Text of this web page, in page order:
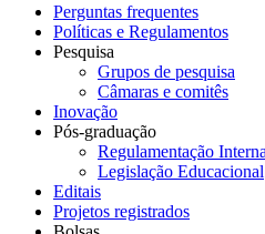
Perguntas frequentes
Políticas e Regulamentos
Pesquisa
Grupos de pesquisa
Câmaras e comitês
Inovação
Pós-graduação
Regulamentação Interna
Legislação Educacional
Editais
Projetos registrados